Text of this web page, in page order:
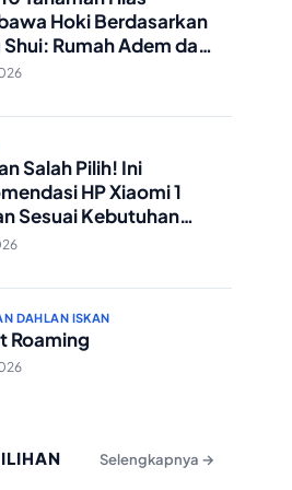
Hoki Berdasarkan
Shui: Rumah Adem dan
Lancar!
Salah Pilih! Ini
HP Xiaomi 1
Sesuai Kebutuhan
DAHLAN ISKAN
Roaming
Selengkapnya →